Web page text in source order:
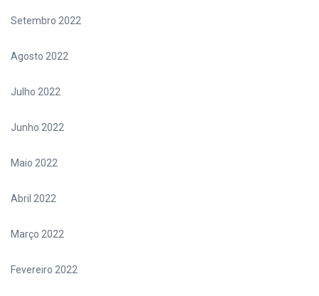
Setembro 2022
Agosto 2022
Julho 2022
Junho 2022
Maio 2022
Abril 2022
Março 2022
Fevereiro 2022